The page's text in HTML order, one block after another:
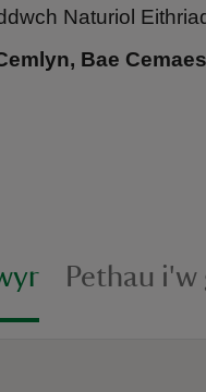
Naturiol
Bae
Pethau